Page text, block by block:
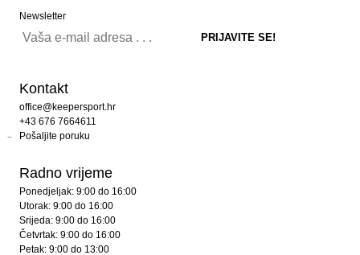
Newsletter
Kontakt
office@keepersport.hr
+43 676 7664611
Pošaljite poruku
Radno vrijeme
Ponedjeljak: 9:00 do 16:00
Utorak: 9:00 do 16:00
Srijeda: 9:00 do 16:00
Četvrtak: 9:00 do 16:00
Petak: 9:00 do 13:00